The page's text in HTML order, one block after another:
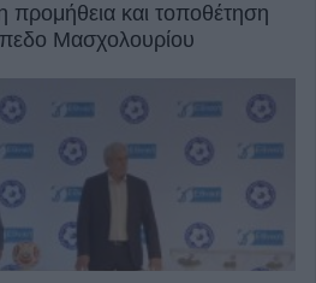
και τοποθέτηση
Μασχολουρίου